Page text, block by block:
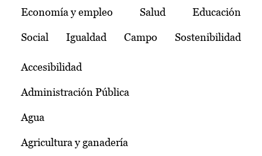
Temas
Economía y empleo Salud Educación
Social Igualdad Campo Sostenibilidad
Accesibilidad
Administración Pública
Agua
Agricultura y ganadería